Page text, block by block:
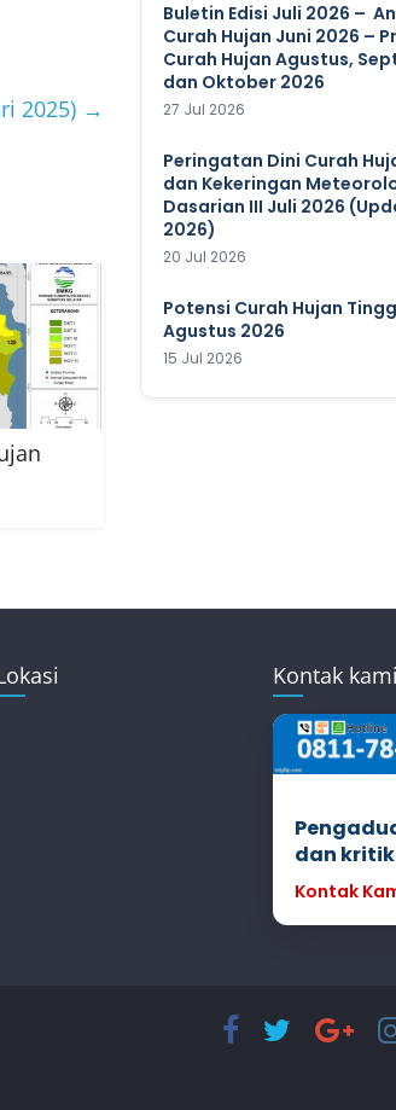
2025) →
Buletin Edisi Juli 2026 –
Curah Hujan Juni 2026 –
Curah Hujan Agustus,
dan Oktober 2026
27 Jul 2026
Peringatan Dini Curah
dan Kekeringan
Dasarian III Juli 2026
2026)
20 Jul 2026
Potensi Curah Hujan
Agustus 2026
15 Jul 2026
Kontak kami
dan kritik
Kontak